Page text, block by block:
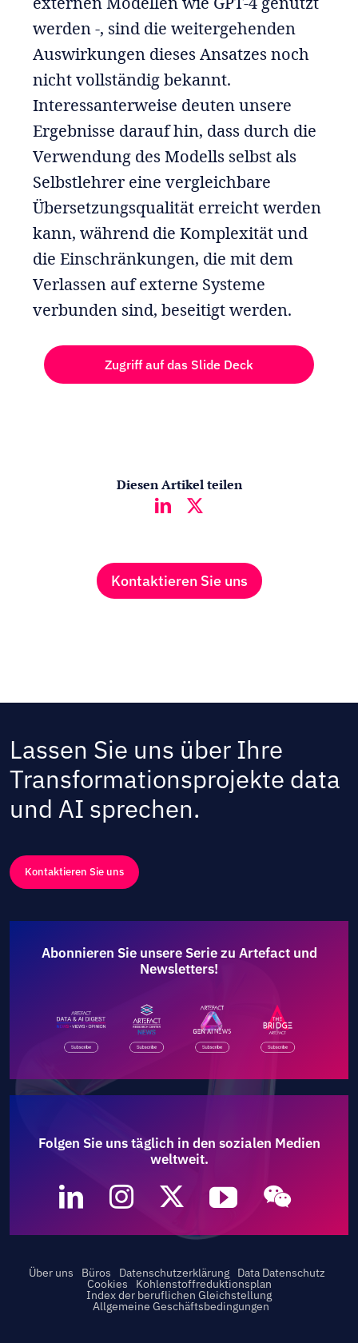
werden -, sind die weitergehenden
Auswirkungen dieses Ansatzes noch
nicht vollständig bekannt.
Interessanterweise deuten unsere
Ergebnisse darauf hin, dass durch die
Verwendung des Modells selbst als
Selbstlehrer eine vergleichbare
Übersetzungsqualität erreicht werden
kann, während die Komplexität und
die Einschränkungen, die mit dem
Verlassen auf externe Systeme
verbunden sind, beseitigt werden.
Zugriff auf das Slide Deck
Diesen Artikel teilen
Kontaktieren Sie uns
Lassen Sie uns über Ihre
Transformationsprojekte data
und AI sprechen.
Kontaktieren Sie uns
Abonnieren Sie unsere Serie zu Artefact und
Newsletters!
Folgen Sie uns täglich in den sozialen Medien
weltweit.
Über uns Büros Datenschutzerklärung Data Datenschutz
Cookies Kohlenstoffreduktionsplan
Index der beruflichen Gleichstellung
Allgemeine Geschäftsbedingungen